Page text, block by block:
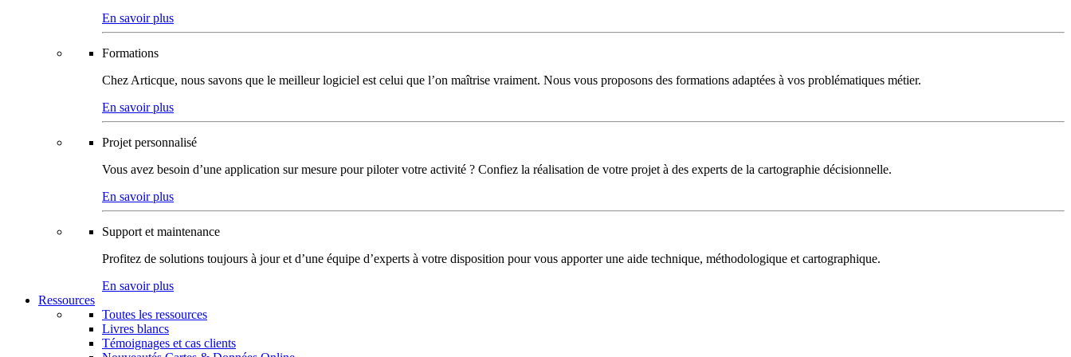
En savoir plus
Formations
Chez Articque, nous savons que le meilleur logiciel est celui que l’on maîtrise vraiment. Nous vous proposons des formations adaptées à vos problématiques métier.
En savoir plus
Projet personnalisé
Vous avez besoin d’une application sur mesure pour piloter votre activité ? Confiez la réalisation de votre projet à des experts de la cartographie décisionnelle.
En savoir plus
Support et maintenance
Profitez de solutions toujours à jour et d’une équipe d’experts à votre disposition pour vous apporter une aide technique, méthodologique et cartographique.
En savoir plus
Ressources
Toutes les ressources
Livres blancs
Témoignages et cas clients